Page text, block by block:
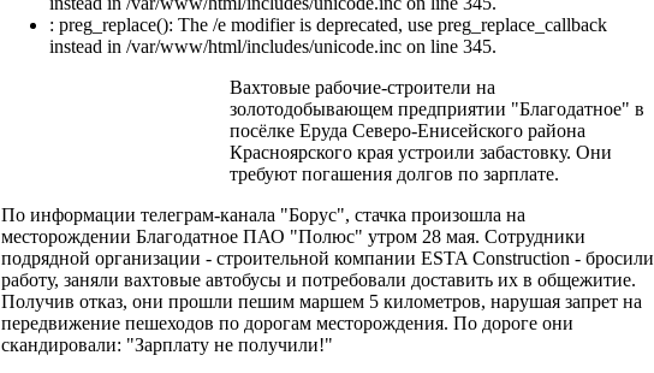
: preg_replace(): The /e modifier is deprecated, use preg_replace_callback
instead in /var/www/html/includes/unicode.inc on line 345.
Вахтовые рабочие-строители на
золотодобывающем предприятии "Благодатное" в
посёлке Еруда Северо-Енисейского района
Красноярского края устроили забастовку. Они
требуют погашения долгов по зарплате.
По информации телеграм-канала "Борус", стачка произошла на
месторождении Благодатное ПАО "Полюс" утром 28 мая. Сотрудники
подрядной организации - строительной компании ESTA Construction - бросили
работу, заняли вахтовые автобусы и потребовали доставить их в общежитие.
Получив отказ, они прошли пешим маршем 5 километров, нарушая запрет на
передвижение пешеходов по дорогам месторождения. По дороге они
скандировали: "Зарплату не получили!"